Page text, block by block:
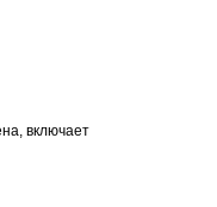
включает